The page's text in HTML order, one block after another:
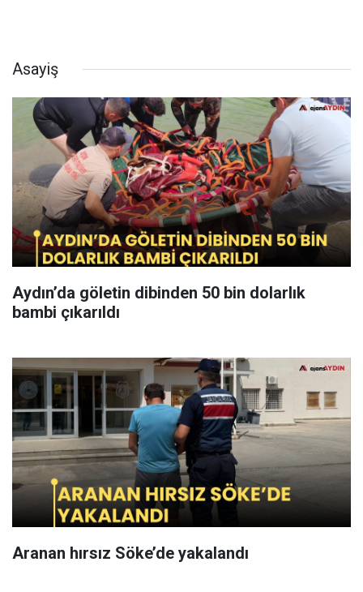
Asayiş
Aydın’da göletin dibinden 50 bin dolarlık
bambi çıkarıldı
Aranan hırsız Söke’de yakalandı